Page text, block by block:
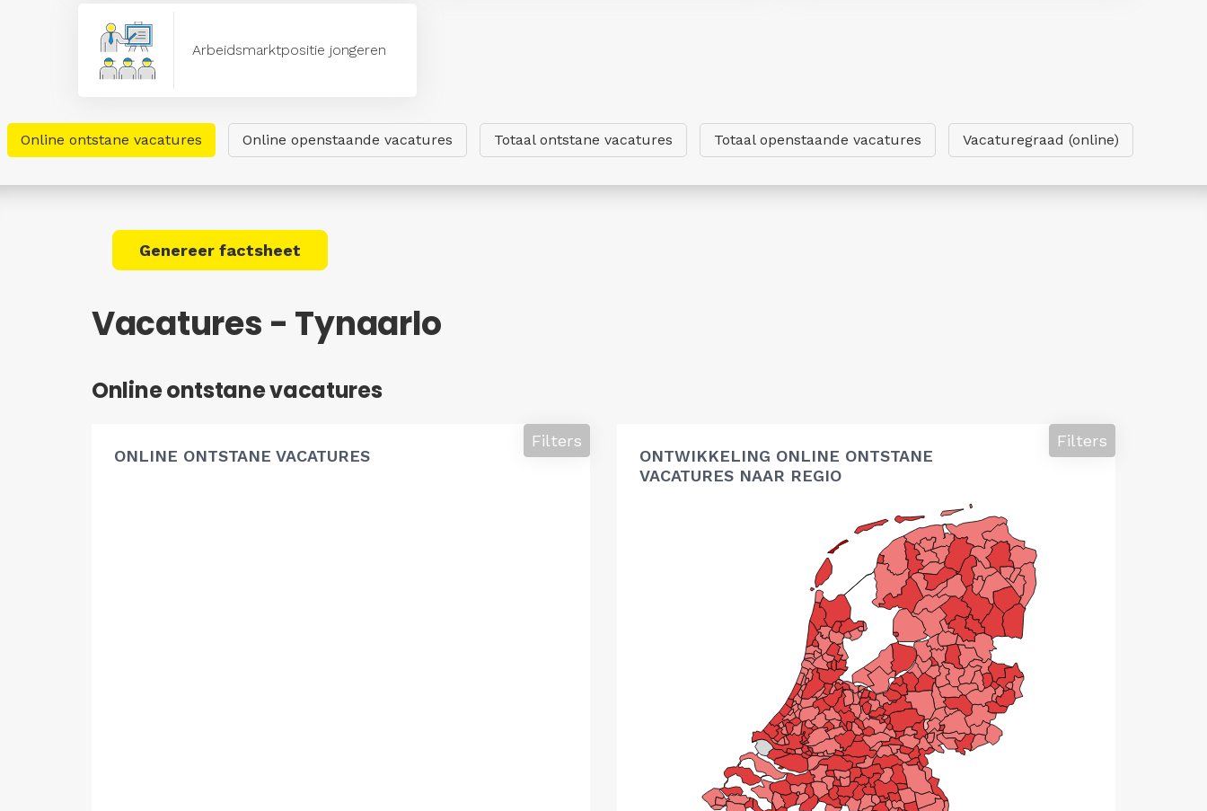
Arbeidsmarktpositie jongeren
Online ontstane vacatures Online openstaande vacatures Totaal ontstane vacatures Totaal openstaande vacatures Vacaturegraad (online)
Genereer factsheet
Vacatures - Tynaarlo
Online ontstane vacatures
ONLINE ONTSTANE VACATURES
Filters
ONTWIKKELING ONLINE ONTSTANE
VACATURES NAAR REGIO
Filters